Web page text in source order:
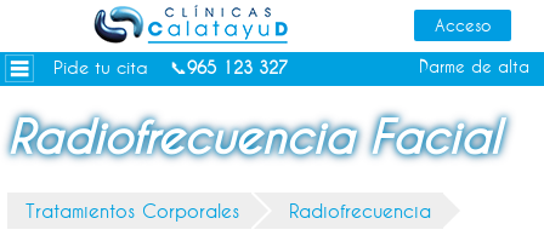
Pide tu cita 📞965 123 327 Darme de alta
Dietas personalizadas
Tratamientos Corporales
Depilación Láser Alicante
Radiofrecuencia Facial
Tratamientos Corporales Radiofrecuencia